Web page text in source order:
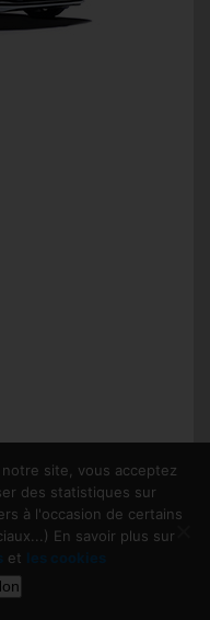
site, vous acceptez
des statistiques sur
à l'occasion de certains
En savoir plus sur
et les cookies